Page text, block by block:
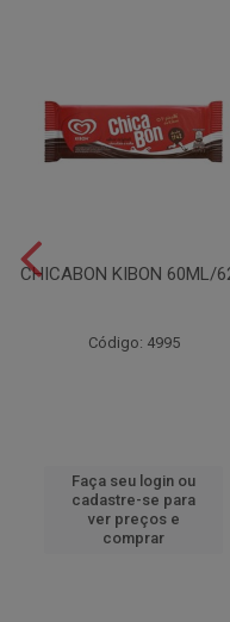
CHICABON KIBON 60ML/
Código: 4995
Faça seu login ou
cadastre-se para
ver preços e
comprar